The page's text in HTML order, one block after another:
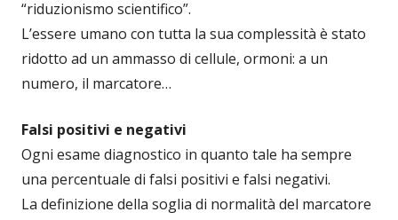
“riduzionismo scientifico”.
L’essere umano con tutta la sua complessità è stato
ridotto ad un ammasso di cellule, ormoni: a un
numero, il marcatore…
Falsi positivi e negativi
Ogni esame diagnostico in quanto tale ha sempre
una percentuale di falsi positivi e falsi negativi.
La definizione della soglia di normalità del marcatore